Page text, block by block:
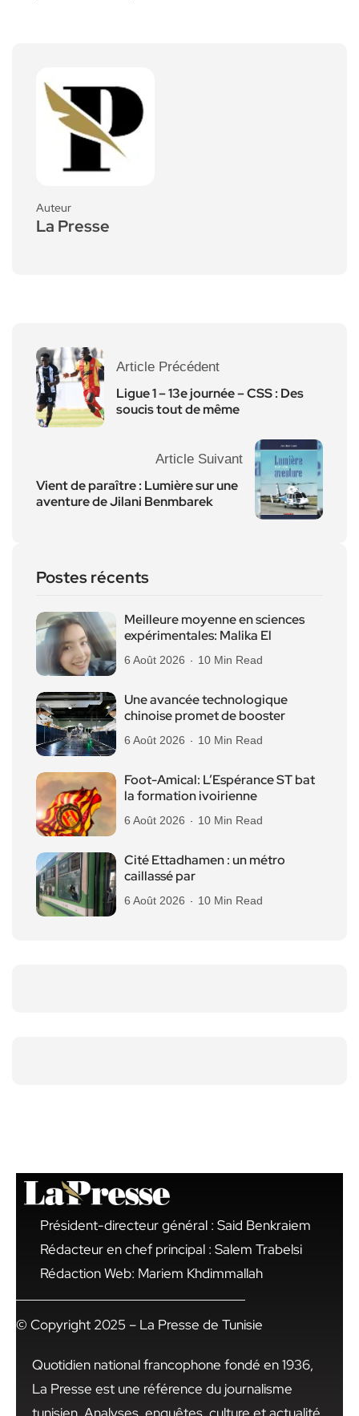
Auteur
La Presse
Article Précédent
Ligue 1 – 13e journée – CSS : Des
soucis tout de même
Article Suivant
Vient de paraître : Lumière sur une
aventure de Jilani Benmbarek
Postes récents
Meilleure moyenne en sciences
expérimentales: Malika El
6 Août 2026 10 Min Read
Une avancée technologique
chinoise promet de booster
6 Août 2026 10 Min Read
Foot-Amical: L’Espérance ST bat
la formation ivoirienne
6 Août 2026 10 Min Read
Cité Ettadhamen : un métro
caillassé par
6 Août 2026 10 Min Read
Président-directeur général : Said Benkraiem
Rédacteur en chef principal : Salem Trabelsi
Rédaction Web: Mariem Khdimmallah
© Copyright 2025 – La Presse de Tunisie
Quotidien national francophone fondé en 1936,
La Presse est une référence du journalisme